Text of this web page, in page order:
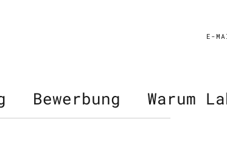
E-
Bewerbung Warum